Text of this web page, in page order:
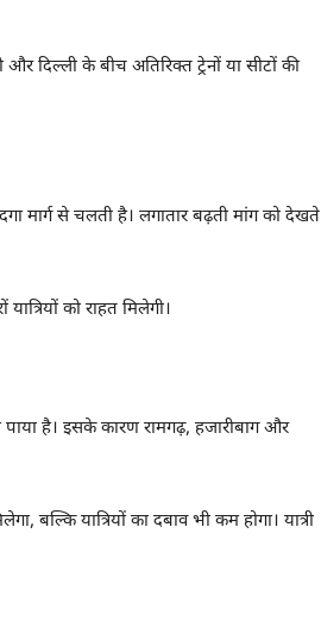
दिल्ली के बीच अतिरिक्त ट्रेनों या सीटों की
मार्ग से चलती है। लगातार बढ़ती मांग को देखते
को राहत मिलेगी।
पाया है। इसके कारण रामगढ़, हजारीबाग और
बल्कि यात्रियों का दबाव भी कम होगा। यात्री